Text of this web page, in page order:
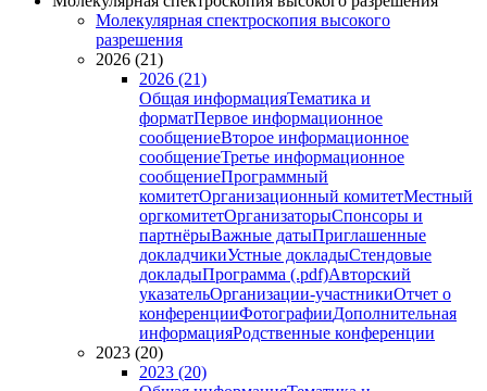
Молекулярная спектроскопия высокого
разрешения
2026 (21)
2026 (21)
Общая информацияТематика и
форматПервое информационное
сообщениеВторое информационное
сообщениеТретье информационное
сообщениеПрограммный
комитетОрганизационный комитетМестный
оргкомитетОрганизаторыСпонсоры и
партнёрыВажные датыПриглашенные
докладчикиУстные докладыСтендовые
докладыПрограмма (.pdf)Авторский
указательОрганизации-участникиОтчет о
конференцииФотографииДополнительная
информацияРодственные конференции
2023 (20)
2023 (20)